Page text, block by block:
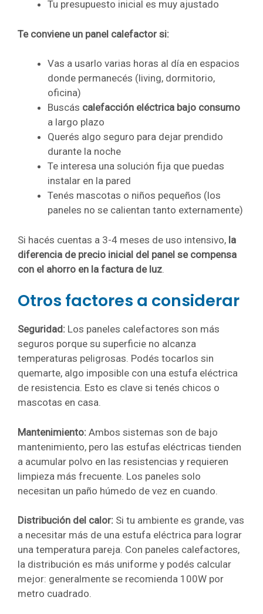
Tu presupuesto inicial es muy ajustado
Te conviene un panel calefactor si:
Vas a usarlo varias horas al día en espacios
donde permanecés (living, dormitorio,
oficina)
Buscás calefacción eléctrica bajo consumo
a largo plazo
Querés algo seguro para dejar prendido
durante la noche
Te interesa una solución fija que puedas
instalar en la pared
Tenés mascotas o niños pequeños (los
paneles no se calientan tanto externamente)
Si hacés cuentas a 3-4 meses de uso intensivo, la
diferencia de precio inicial del panel se compensa
con el ahorro en la factura de luz.
Otros factores a considerar
Seguridad: Los paneles calefactores son más
seguros porque su superficie no alcanza
temperaturas peligrosas. Podés tocarlos sin
quemarte, algo imposible con una estufa eléctrica
de resistencia. Esto es clave si tenés chicos o
mascotas en casa.
Mantenimiento: Ambos sistemas son de bajo
mantenimiento, pero las estufas eléctricas tienden
a acumular polvo en las resistencias y requieren
limpieza más frecuente. Los paneles solo
necesitan un paño húmedo de vez en cuando.
Distribución del calor: Si tu ambiente es grande, vas
a necesitar más de una estufa eléctrica para lograr
una temperatura pareja. Con paneles calefactores,
la distribución es más uniforme y podés calcular
mejor: generalmente se recomienda 100W por
metro cuadrado.